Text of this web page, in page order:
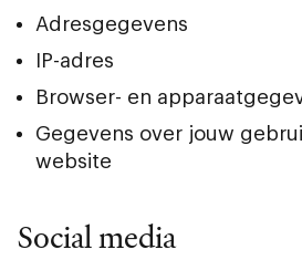
Adresgegevens
IP-adres
Browser- en
Gegevens over jouw
website
Social media